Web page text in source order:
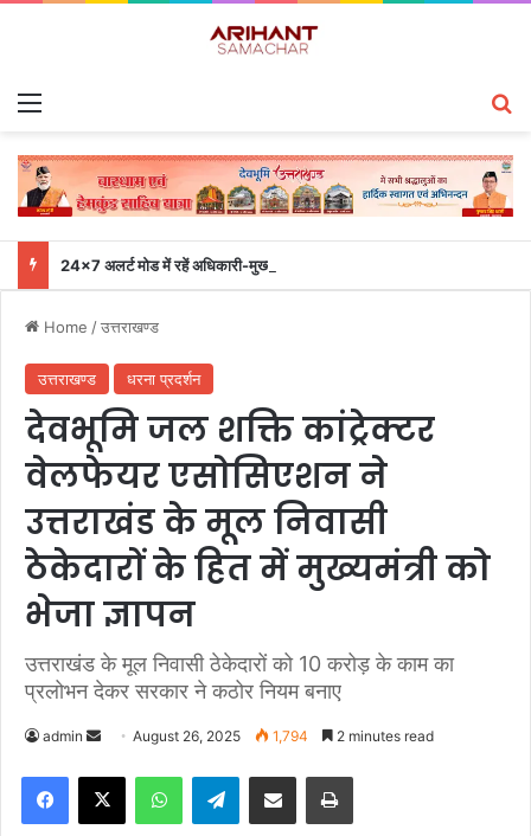
Home /उत्तराखण्ड
उत्तराखण्ड धरना प्रदर्शन
देवभूमि जल शक्ति कांट्रेक्टर
वेलफेयर एसोसिएशन ने
उत्तराखंड के मूल निवासी
ठेकेदारों के हित में मुख्यमंत्री को
भेजा ज्ञापन
उत्तराखंड के मूल निवासी ठेकेदारों को 10 करोड़ के काम का
प्रलोभन देकर सरकार ने कठोर नियम बनाए
admin
n
d
August 26, 2025 1,794 2 minutes read
Telegram